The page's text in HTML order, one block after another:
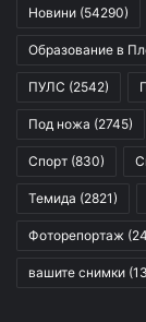
Новини (54290)
Образование в
ПУЛС (2542)
Под ножа (2745)
Спорт (830)
Темида (2821)
Фоторепортаж
вашите снимки